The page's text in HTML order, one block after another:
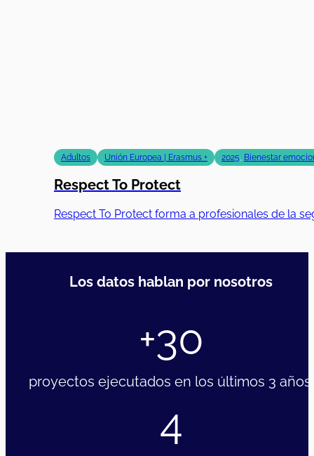
Adultos Unión Europea | Erasmus + 2025, Bienestar
Respect To Protect
Respect To Protect forma a profesionales de la
Los datos hablan por nosotros
+30
proyectos ejecutados en los últimos 3 años.
4